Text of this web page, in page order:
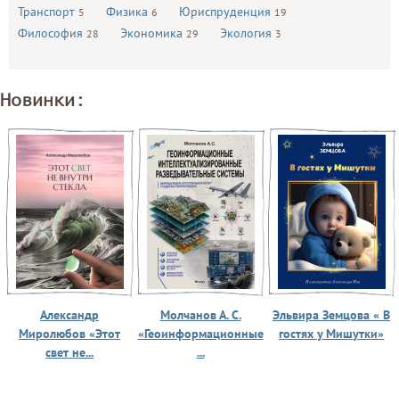
Транспорт 5 Физика 6 Юриспруденция 19
Философия 28 Экономика 29 Экология 3
Новинки:
Александр
Миролюбов «Этот
свет не...
Молчанов А. С.
«Геоинформационные
...
Эльвира Земцова « В
гостях у Мишутки»